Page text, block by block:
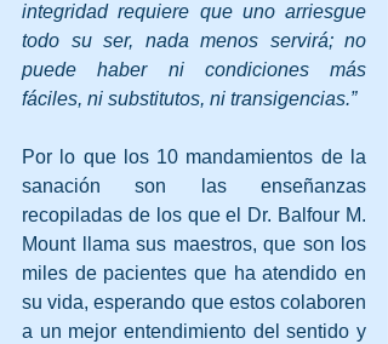
integridad requiere que uno arriesgue
todo su ser, nada menos servirá; no
puede haber ni condiciones más
fáciles, ni substitutos, ni transigencias.”
Por lo que los 10 mandamientos de la
sanación son las enseñanzas
recopiladas de los que el Dr. Balfour M.
Mount llama sus maestros, que son los
miles de pacientes que ha atendido en
su vida, esperando que estos colaboren
a un mejor entendimiento del sentido y